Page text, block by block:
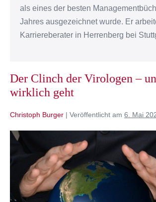
als eines der besten
Jahres ausgezeichnet wurde. Er
Karriereberater in Herrenberg bei
Der Clinch der Virologen –
wirklich geht
Christoph Burger | Veröffentlicht am 6. Mai
Der
der
Virologen